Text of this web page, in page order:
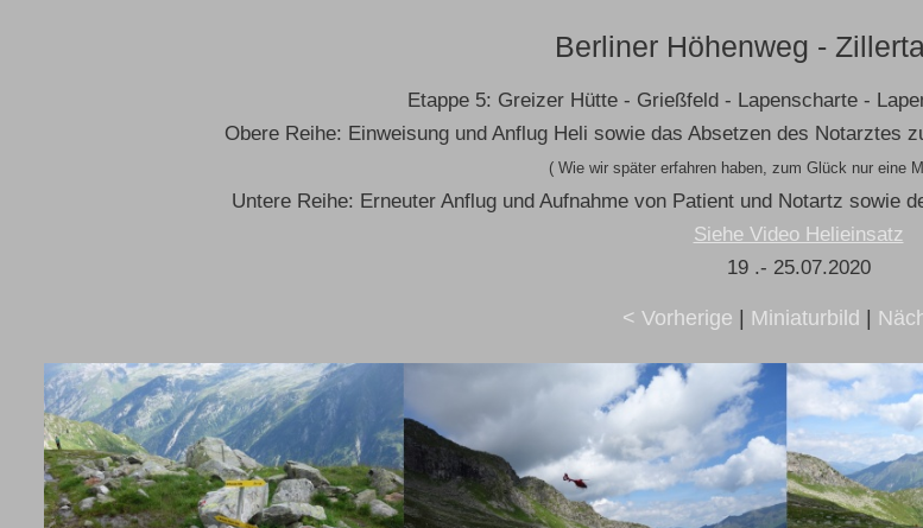
Berliner Höhenweg -
Etappe 5: Greizer Hütte - Grießfeld - Lapenscharte -
Obere Reihe: Einweisung und Anflug Heli sowie das Absetzen des Notarztes
( Wie wir später erfahren haben, zum Glück nur eine
Untere Reihe: Erneuter Anflug und Aufnahme von Patient und Notartz sowie
Siehe Video Helieinsatz
19 .- 25.07.2020
< Vorherige | Miniaturbild |